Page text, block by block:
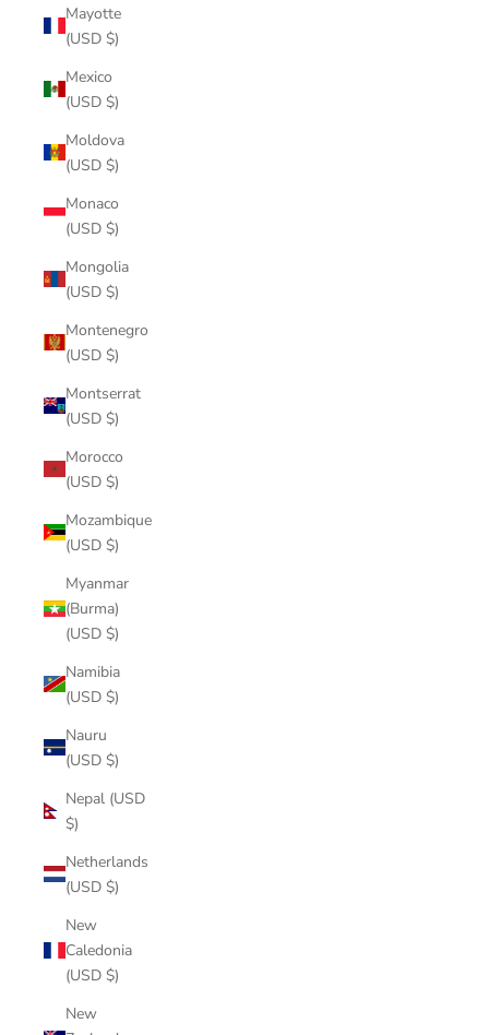
Mayotte
(USD $)
Mexico
(USD $)
Moldova
(USD $)
Monaco
(USD $)
Mongolia
(USD $)
Montenegro
(USD $)
Montserrat
(USD $)
Morocco
(USD $)
Mozambique
(USD $)
Myanmar
(Burma)
(USD $)
Namibia
(USD $)
Nauru
(USD $)
Nepal (USD
$)
Netherlands
(USD $)
New
Caledonia
(USD $)
New